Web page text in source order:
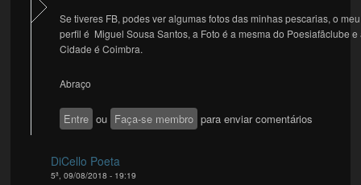
Se tiveres FB, podes ver algumas fotos das minhas pescarias, o meu
perfil é Miguel Sousa Santos, a Foto é a mesma do Poesiafãclube e
Cidade é Coimbra.
Abraço
Entre ou Faça-se membro para enviar comentários
DiCello Poeta
5ª, 09/08/2018 - 19:19